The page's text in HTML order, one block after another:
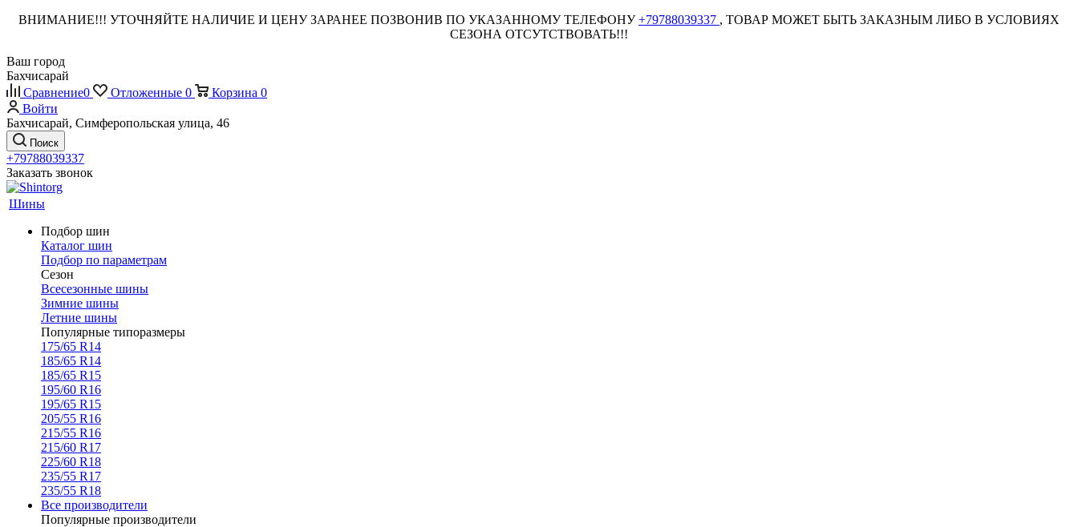
ВНИМАНИЕ!!! УТОЧНЯЙТЕ НАЛИЧИЕ И ЦЕНУ ЗАРАНЕЕ ПОЗВОНИВ ПО УКАЗАННОМУ ТЕЛЕФОНУ+79788039337 , ТОВАР МОЖЕТ БЫТЬ ЗАКАЗНЫМ ЛИБО В УСЛОВИЯХ
СЕЗОНА ОТСУТСТВОВАТЬ!!!
Ваш город
Бахчисарай
Сравнение0 Отложенные 0 Корзина 0
Войти
Бахчисарай, Симферопольская улица, 46
Поиск
+79788039337
Заказать звонок
Шины
Подбор шин
Каталог шин
Подбор по параметрам
Сезон
Всесезонные шины
Зимние шины
Летние шины
Популярные типоразмеры
175/65 R14
185/65 R14
185/65 R15
195/60 R16
195/65 R15
205/55 R16
215/55 R16
215/60 R17
225/60 R18
235/55 R17
235/55 R18
Все производители
Популярные производители